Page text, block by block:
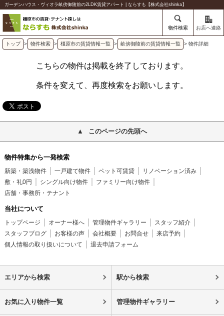
ガーデンハウス・ヴィオラ畝傍御陵前の2LDK賃貸アパート | ならすも【株式会社shinka】
物件検索 お店へ連絡
トップ > 物件検索 > 橿原市の賃貸情報一覧 > 畝傍御陵前の賃貸情報一覧 > 物件詳細
こちらの物件は掲載を終了しております。
条件を変えて、再度検索をお願いします。
このページの先頭へ
物件特集から一発検索
新築・築浅物件 一戸建て物件 ペット可賃貸
リノベーション済み
敷・礼0円
シングル向け物件
ファミリー向け物件
店舗・事務所・テナント
当社について
トップページ オーナー様へ 管理物件ギャラリー
スタッフ紹介
スタッフブログ
お客様の声 会社概要 お問合せ
来店予約
個人情報の取り扱いについて
退去申請フォーム
エリアから検索 駅から検索
お気に入り物件一覧 管理物件ギャラリー